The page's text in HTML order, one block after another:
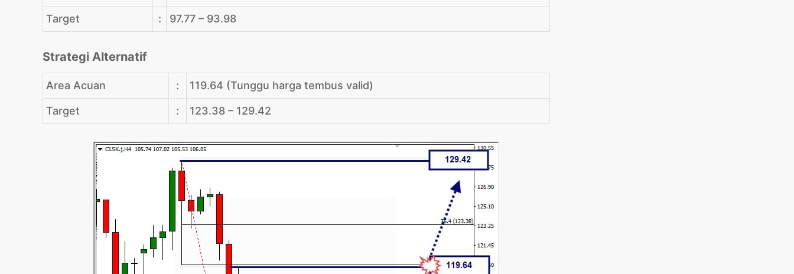
Target : 97.77 – 93.98
Strategi Alternatif
Area Acuan : 119.64 (Tunggu harga tembus valid)
Target : 123.38 – 129.42